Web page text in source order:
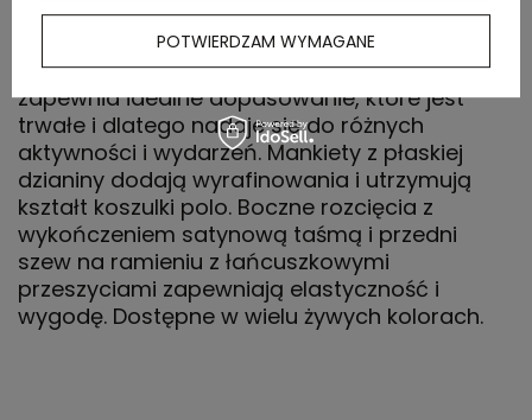
wysiłku łączy styl i wygodę. Wykonana z
dzianiny pique o gramaturze 200 g/m² ze
wstępnie skurczonym wykończeniem,
zapewnia idealne dopasowanie, które jest
trwałe i dlatego nadaje się do różnych
aktywności i wydarzeń. Mankiety z płaskiej
dzianiny dodają wyrafinowania i utrzymują
kształt koszulki polo. Boczne rozcięcia z
wykończeniem satynową taśmą i przedni
szew na ramieniu z łańcuszkowymi
przeszyciami zapewniają elastyczność i
wygodę. Dostępne w wielu żywych kolorach.
POTWIERDZAM WYMAGANE